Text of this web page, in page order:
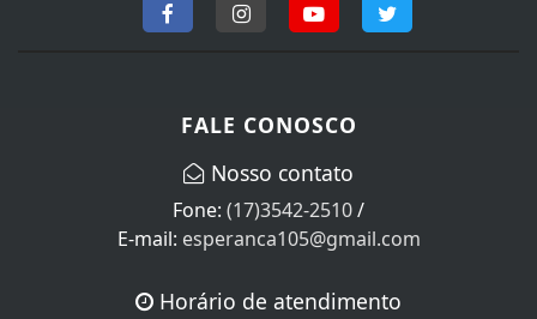
FALE CONOSCO
Nosso contato
Fone: (17)3542-2510 /
E-mail: esperanca105@gmail.com
Horário de atendimento